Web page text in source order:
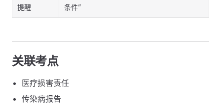
提醒
条件”
关联考点
医疗损害责任
传染病报告